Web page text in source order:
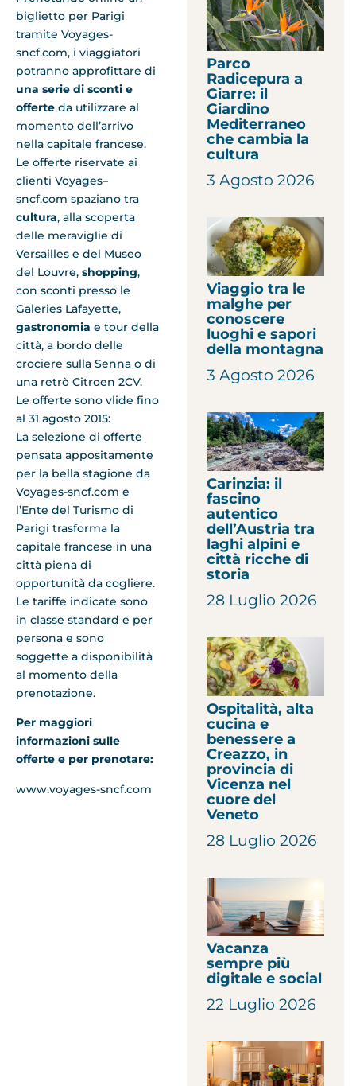
biglietto per Parigi
tramite Voyages-
sncf.com, i viaggiatori
potranno approfittare di
una serie di sconti e
offerte da utilizzare al
momento dell’arrivo
nella capitale francese.
Le offerte riservate ai
clienti Voyages–
sncf.com spaziano tra
cultura, alla scoperta
delle meraviglie di
Versailles e del Museo
del Louvre, shopping,
con sconti presso le
Galeries Lafayette,
gastronomia e tour della
città, a bordo delle
crociere sulla Senna o di
una retrò Citroen 2CV.
Le offerte sono vlide fino
al 31 agosto 2015:
La selezione di offerte
pensata appositamente
per la bella stagione da
Voyages-sncf.com e
l’Ente del Turismo di
Parigi trasforma la
capitale francese in una
città piena di
opportunità da cogliere.
Le tariffe indicate sono
in classe standard e per
persona e sono
soggette a disponibilità
al momento della
prenotazione.
Per maggiori
informazioni sulle
offerte e per prenotare:
www.voyages-sncf.com
Parco
Radicepura a
Giarre: il
Giardino
Mediterraneo
che cambia la
cultura
3 Agosto 2026
Viaggio tra le
malghe per
conoscere
luoghi e sapori
della montagna
3 Agosto 2026
Carinzia: il
fascino
autentico
dell’Austria tra
laghi alpini e
città ricche di
storia
28 Luglio 2026
Ospitalità, alta
cucina e
benessere a
Creazzo, in
provincia di
Vicenza nel
cuore del
Veneto
28 Luglio 2026
Vacanza
sempre più
digitale e social
22 Luglio 2026